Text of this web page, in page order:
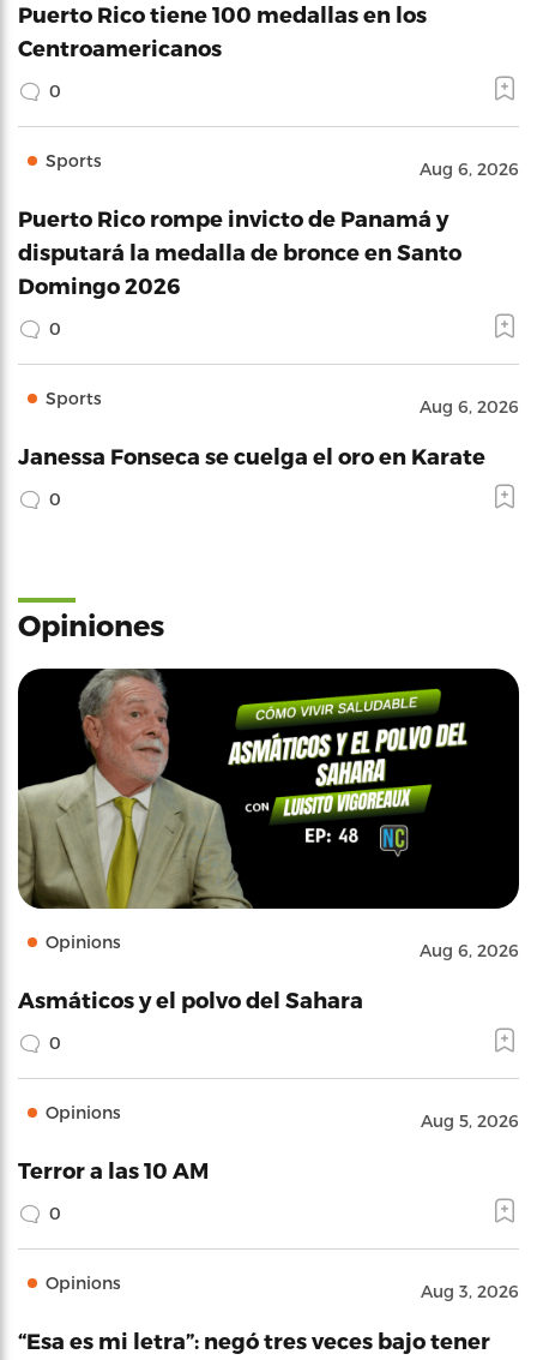
Puerto Rico tiene 100 medallas en los
Centroamericanos
0
Sports Aug 6, 2026
Puerto Rico rompe invicto de Panamá y
disputará la medalla de bronce en Santo
Domingo 2026
0
Sports Aug 6, 2026
Janessa Fonseca se cuelga el oro en Karate
0
Opiniones
Opinions Aug 6, 2026
Asmáticos y el polvo del Sahara
0
Opinions Aug 5, 2026
Terror a las 10 AM
0
Opinions Aug 3, 2026
“Esa es mi letra”: negó tres veces bajo tener